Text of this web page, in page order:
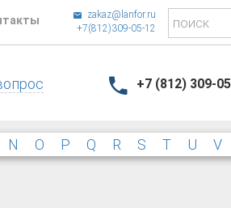
zakaz@lanfor.ru
+7(812)309-05-12
+7 (812) 309-
N O P Q R S T U